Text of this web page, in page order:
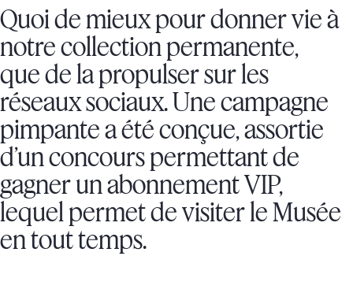
Quoi de mieux pour donner vie à
notre collection permanente,
que de la propulser sur les
réseaux sociaux. Une campagne
pimpante a été conçue, assortie
d’un concours permettant de
gagner un abonnement VIP,
lequel permet de visiter le Musée
en tout temps.